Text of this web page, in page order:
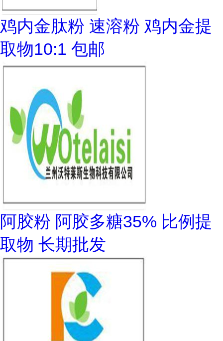
鸡内金肽粉 速溶粉 鸡内金提
取物10:1 包邮
阿胶粉 阿胶多糖35% 比例提
取物 长期批发